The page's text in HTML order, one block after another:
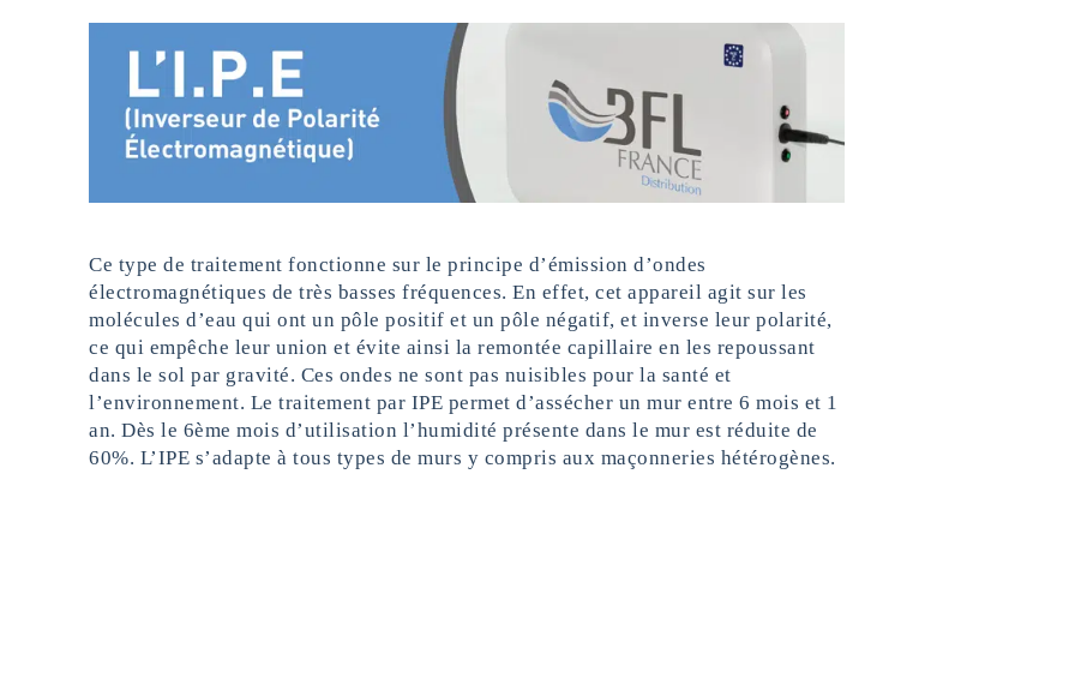
Ce type de traitement fonctionne sur le principe d’émission d’ondes
électromagnétiques de très basses fréquences. En effet, cet appareil agit sur les
molécules d’eau qui ont un pôle positif et un pôle négatif, et inverse leur polarité,
ce qui empêche leur union et évite ainsi la remontée capillaire en les repoussant
dans le sol par gravité. Ces ondes ne sont pas nuisibles pour la santé et
l’environnement. Le traitement par IPE permet d’assécher un mur entre 6 mois et 1
an. Dès le 6ème mois d’utilisation l’humidité présente dans le mur est réduite de
60%. L’IPE s’adapte à tous types de murs y compris aux maçonneries hétérogènes.